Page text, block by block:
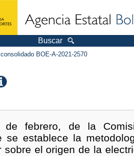
Buscar
BOE-A-2021-2570
de febrero, de la
se establece la
sobre el origen de la